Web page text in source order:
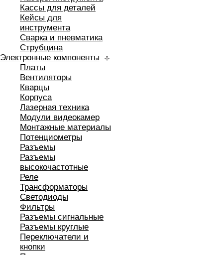
Кассы для деталей
Кейсы для
инструмента
Сварка и пневматика
Струбцина
Электронные компоненты
Платы
Вентиляторы
Кварцы
Корпуса
Лазерная техника
Модули видеокамер
Монтажные материалы
Потенциометры
Разъемы
Разъемы
высокочастотные
Реле
Трансформаторы
Светодиоды
Фильтры
Разъемы сигнальные
Разъемы круглые
Переключатели и
кнопки